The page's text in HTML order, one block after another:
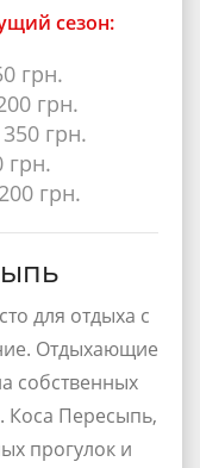
сезон:
грн.
грн.
грн.
грн.
грн.
для отдыха с
Отдыхающие
собственных
Коса Пересыпь,
прогулок и